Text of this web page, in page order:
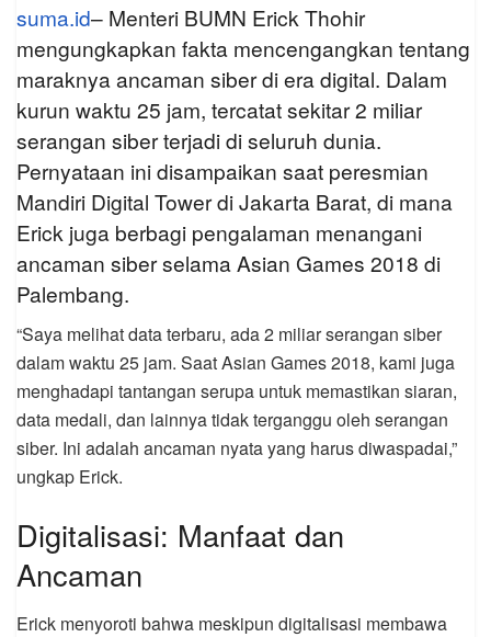
suma.id– Menteri BUMN Erick Thohir
mengungkapkan fakta mencengangkan tentang
maraknya ancaman siber di era digital. Dalam
kurun waktu 25 jam, tercatat sekitar 2 miliar
serangan siber terjadi di seluruh dunia.
Pernyataan ini disampaikan saat peresmian
Mandiri Digital Tower di Jakarta Barat, di mana
Erick juga berbagi pengalaman menangani
ancaman siber selama Asian Games 2018 di
Palembang.
“Saya melihat data terbaru, ada 2 miliar serangan siber
dalam waktu 25 jam. Saat Asian Games 2018, kami juga
menghadapi tantangan serupa untuk memastikan siaran,
data medali, dan lainnya tidak terganggu oleh serangan
siber. Ini adalah ancaman nyata yang harus diwaspadai,”
ungkap Erick.
Digitalisasi: Manfaat dan
Ancaman
Erick menyoroti bahwa meskipun digitalisasi membawa